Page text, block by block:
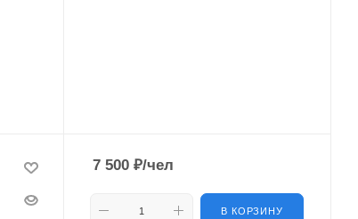
7 500 ₽/чел
В КОРЗИНУ